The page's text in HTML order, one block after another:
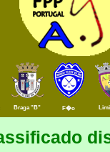
Braga "B" F�o